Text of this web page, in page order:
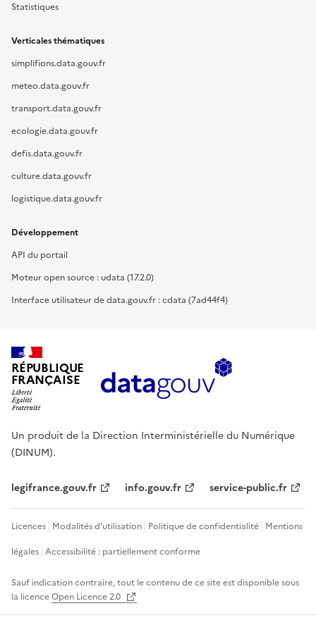
Statistiques
Verticales thématiques
simplifions.data.gouv.fr
meteo.data.gouv.fr
transport.data.gouv.fr
ecologie.data.gouv.fr
defis.data.gouv.fr
culture.data.gouv.fr
logistique.data.gouv.fr
Développement
API du portail
Moteur open source : udata (17.2.0)
Interface utilisateur de data.gouv.fr : cdata (7ad44f4)
RÉPUBLIQUE
FRANÇAISE
Un produit de la Direction Interministérielle du Numérique
(DINUM).
legifrance.gouv.fr info.gouv.fr service-public.fr
Licences Modalités d'utilisation Politique de confidentialité Mentions
légales Accessibilité : partiellement conforme
Sauf indication contraire, tout le contenu de ce site est disponible sous
la licenceOpen Licence 2.0